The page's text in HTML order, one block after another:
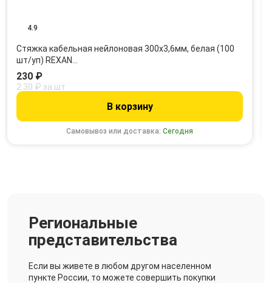
4.9
Стяжка кабельная нейлоновая 300x3,6мм, белая (100
шт/уп) REXAN…
Самовывоз или доставка:Сегодня
230 ₽
2.30 ₽ за шт
В корзину
Региональные
представительства
Если вы живете в любом другом населенном
пункте России, то можете совершить покупки